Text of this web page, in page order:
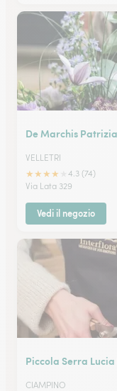
De Marchis Patrizia
VELLETRI
★★★★
4.3 (74)
Via Lata 329
Vedi il negozio
Piccola Serra Lucia
CIAMPINO